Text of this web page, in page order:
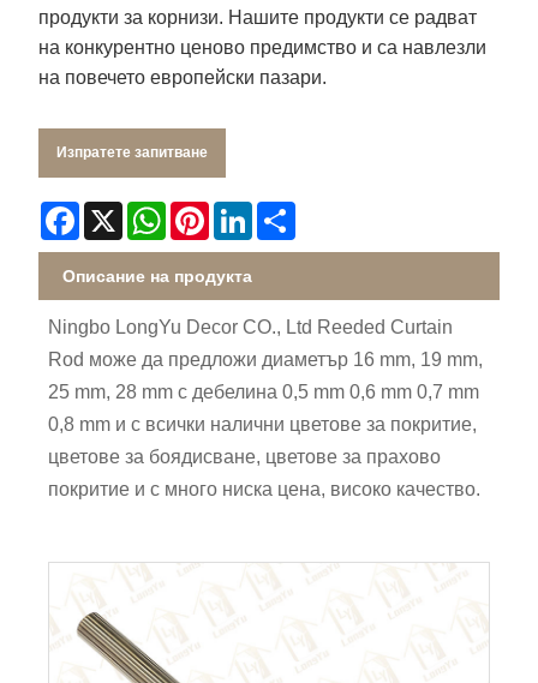
продукти за корнизи. Нашите продукти се радват
на конкурентно ценово предимство и са навлезли
на повечето европейски пазари.
Изпратете запитване
Facebook
X WhatsApp
PinterestLinkedIn
Описание на продукта
Ningbo LongYu Decor CO., Ltd Reeded Curtain
Rod може да предложи диаметър 16 mm, 19 mm,
25 mm, 28 mm с дебелина 0,5 mm 0,6 mm 0,7 mm
0,8 mm и с всички налични цветове за покритие,
цветове за боядисване, цветове за прахово
покритие и с много ниска цена, високо качество.